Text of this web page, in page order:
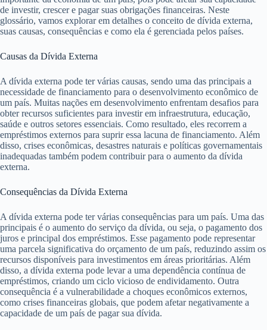
de investir, crescer e pagar suas obrigações financeiras. Neste
glossário, vamos explorar em detalhes o conceito de dívida externa,
suas causas, consequências e como ela é gerenciada pelos países.
Causas da Dívida Externa
A dívida externa pode ter várias causas, sendo uma das principais a
necessidade de financiamento para o desenvolvimento econômico de
um país. Muitas nações em desenvolvimento enfrentam desafios para
obter recursos suficientes para investir em infraestrutura, educação,
saúde e outros setores essenciais. Como resultado, eles recorrem a
empréstimos externos para suprir essa lacuna de financiamento. Além
disso, crises econômicas, desastres naturais e políticas governamentais
inadequadas também podem contribuir para o aumento da dívida
externa.
Consequências da Dívida Externa
A dívida externa pode ter várias consequências para um país. Uma das
principais é o aumento do serviço da dívida, ou seja, o pagamento dos
juros e principal dos empréstimos. Esse pagamento pode representar
uma parcela significativa do orçamento de um país, reduzindo assim os
recursos disponíveis para investimentos em áreas prioritárias. Além
disso, a dívida externa pode levar a uma dependência contínua de
empréstimos, criando um ciclo vicioso de endividamento. Outra
consequência é a vulnerabilidade a choques econômicos externos,
como crises financeiras globais, que podem afetar negativamente a
capacidade de um país de pagar sua dívida.